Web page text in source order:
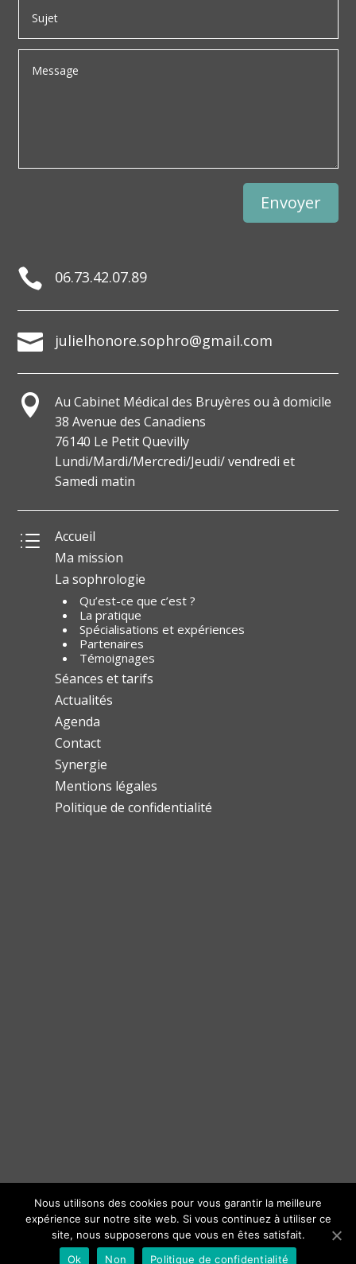
Envoyer
 06.73.42.07.89
 julielhonore.sophro@gmail.com

Au Cabinet Médical des Bruyères ou à domicile
38 Avenue des Canadiens
76140 Le Petit Quevilly
Lundi/Mardi/Mercredi/Jeudi/ vendredi et
Samedi matin
d
Accueil
Ma mission
La sophrologie
Qu’est-ce que c’est ?
La pratique
Spécialisations et expériences
Partenaires
Témoignages
Séances et tarifs
Actualités
Agenda
Contact
Synergie
Mentions légales
Politique de confidentialité
Nous utilisons des cookies pour vous garantir la meilleure
expérience sur notre site web. Si vous continuez à utiliser ce
site, nous supposerons que vous en êtes satisfait.
Ok
Non Politique de confidentialité